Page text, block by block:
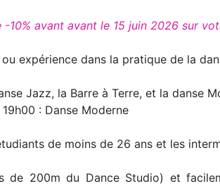
10% avant avant le 15 juin 2026 sur
expérience dans la pratique de la
Jazz, la Barre à Terre, et la danse
: Danse Moderne
de moins de 26 ans et les
de 200m du Dance Studio) et